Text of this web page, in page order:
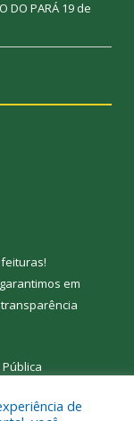
DO PARÁ 19 de
!
em
Pública
de